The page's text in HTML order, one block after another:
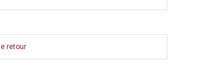
retour